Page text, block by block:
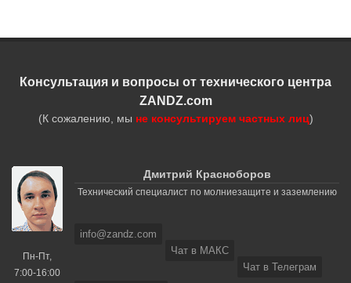
Консультация и вопросы от технического центра
ZANDZ.com
(К сожалению, мы не консультируем частных лиц)
Пн-Пт,
7:00-16:00
Дмитрий Красноборов
Технический специалист по молниезащите и заземлению
info@zandz.com
Чат в МАКС
Чат в Телеграм